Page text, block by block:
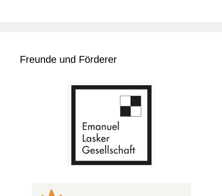
Freunde und Förderer